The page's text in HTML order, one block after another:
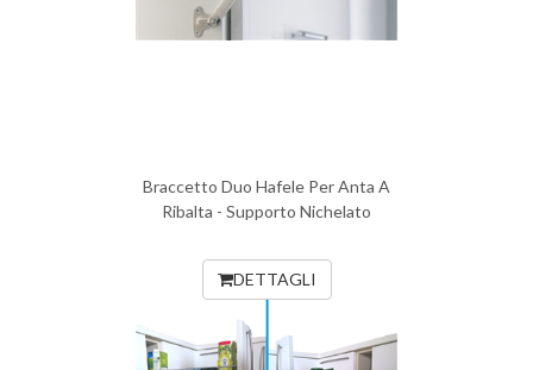
Braccetto Duo Hafele Per Anta A
Ribalta - Supporto Nichelato
DETTAGLI